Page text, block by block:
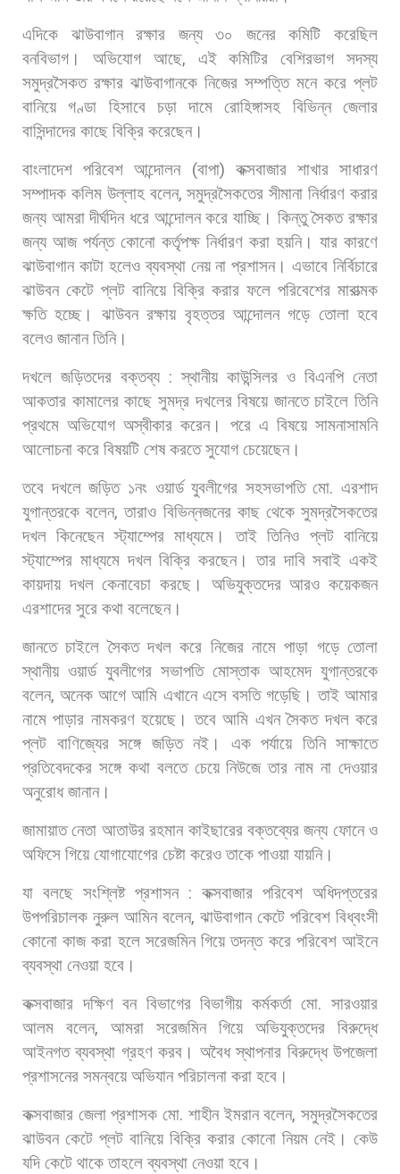
এদিকে ঝাউবাগান রক্ষার জন্য ৩০ জনের কমিটি
করেছিল
বনবিভাগ।
অভিযোগ আছে, এই কমিটির বেশিরভাগ
সদস্য
সমুদ্রসৈকত রক্ষার ঝাউবাগানকে নিজের সম্পত্তি মনে করে প্লট
বানিয়ে
গণ্ডা হিসাবে চড়া দামে রোহিঙ্গাসহ বিভিন্ন
জেলার
বাসিন্দাদের কাছে বিক্রি করেছেন।
বাংলাদেশ পরিবেশ আন্দোলন(বাপা) কক্সবাজার শাখার সাধারণ
সম্পাদক কলিম উল্লাহ বলেন,সমুদ্রসৈকতের সীমানা নির্ধারণ করার
জন্য আমরা দীর্ঘদিন ধরে আন্দোলন করে যাচ্ছি। কিন্তু সৈকত রক্ষার
জন্য আজ পর্যন্ত কোনো কর্তৃপক্ষ নির্ধারণ করা হয়নি। যার কারণে
ঝাউবাগান কাটা হলেও ব্যবস্থা নেয় না প্রশাসন। এভাবে নির্বিচারে
ঝাউবন কেটে প্লট বানিয়ে বিক্রি করার ফলে পরিবেশের মারাত্মক
ক্ষতি হচ্ছে। ঝাউবন রক্ষায় বৃহত্তর আন্দোলন গড়ে তোলা হবে
বলেও জানান তিনি।
দখলে জড়িতদের বক্তব্য :স্থানীয় কাউন্সিলর ও বিএনপি নেতা
আকতার কামালের কাছে সুমদ্র দখলের বিষয়ে জানতে চাইলে তিনি
প্রথমে অভিযোগ অস্বীকার করেন। পরে এ বিষয়ে সামনাসামনি
আলোচনা করে বিষয়টি শেষ করতে সুযোগ চেয়েছেন।
তবে দখলে জড়িত ১নং ওয়ার্ড যুবলীগের সহসভাপতি মো. এরশাদ
যুগান্তরকে বলেন,তারাও বিভিন্নজনের কাছ থেকে সুমদ্রসৈকতের
দখল কিনেছেন স্ট্যাম্পের মাধ্যমে। তাই তিনিও প্লট বানিয়ে
স্ট্যাম্পের মাধ্যমে দখল বিক্রি করছেন। তার দাবি সবাই একই
কায়দায় দখল কেনাবেচা করছে। অভিযুক্তদের আরও কয়েকজন
এরশাদের সুরে কথা বলেছেন।
জানতে চাইলে সৈকত দখল করে নিজের নামে পাড়া গড়ে তোলা
স্থানীয় ওয়ার্ড যুবলীগের সভাপতি মোস্তাক আহমেদ যুগান্তরকে
বলেন,অনেক আগে আমি এখানে এসে বসতি গড়েছি। তাই আমার
নামে পাড়ার নামকরণ হয়েছে। তবে আমি এখন সৈকত দখল করে
প্লট বাণিজ্যের সঙ্গে জড়িত নই। এক পর্যায়ে তিনি সাক্ষাতে
প্রতিবেদকের সঙ্গে কথা বলতে চেয়ে নিউজে তার নাম না দেওয়ার
অনুরোধ জানান।
জামায়াত নেতা আতাউর রহমান কাইছারের বক্তব্যের জন্য ফোনে ও
অফিসে গিয়ে যোগাযোগের চেষ্টা করেও তাকে পাওয়া যায়নি।
যা বলছে সংশ্লিষ্ট প্রশাসন: কক্সবাজার পরিবেশ অধিদপ্তরের
উপপরিচালক নুরুল আমিন বলেন, ঝাউবাগান কেটে পরিবেশ বিধ্বংসী
কোনো কাজ করা হলে সরেজমিন গিয়ে তদন্ত করে পরিবেশ আইনে
ব্যবস্থা নেওয়া হবে।
কক্সবাজার দক্ষিণ বন বিভাগের বিভাগীয় কর্মকর্তা মো.সারওয়ার
আলম
বলেন, আমরা সরেজমিন গিয়ে অভিযুক্তদের
বিরুদ্ধে
আইনগত ব্যবস্থা গ্রহণ করব। অবৈধ স্থাপনার বিরুদ্ধে উপজেলা
প্রশাসনের সমন্বয়ে অভিযান পরিচালনা করা হবে।
কক্সবাজার জেলা প্রশাসক মো. শাহীন ইমরান বলেন,সমুদ্রসৈকতের
ঝাউবন কেটে প্লট বানিয়ে বিক্রি করার কোনো নিয়ম নেই। কেউ
যদি কেটে থাকে তাহলে ব্যবস্থা নেওয়া হবে।